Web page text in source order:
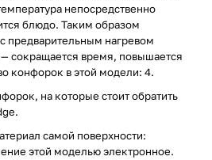
непосредственно
блюдо. Таким образом
предварительным нагревом
сокращается время, повышается
конфорок в этой модели: 4.
на которые стоит обратить
самой поверхности:
этой моделью электронное.